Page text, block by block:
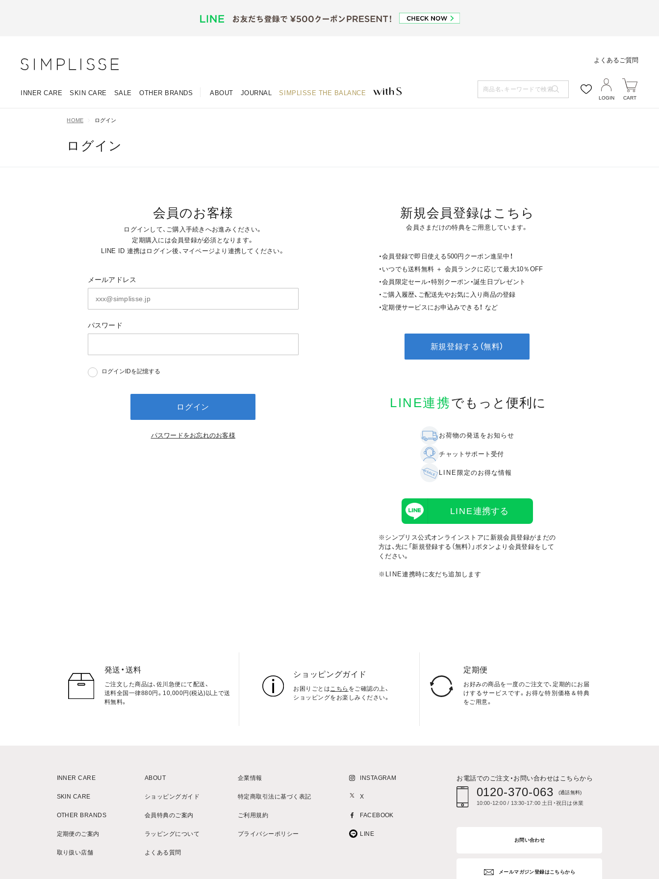
INNER CARE SKIN CARE SALE OTHER BRANDS ABOUT JOURNAL SIMPLISSE THE BALANCE
よくあるご質問
LOGIN CART
HOME ログイン
ログイン
会員のお客様
ログインして、ご購入手続きへお進みください。
定期購入には会員登録が必須となります。
LINE ID 連携はログイン後、マイページより連携してください。
メールアドレス
パスワード
ログインIDを記憶する
ログイン
パスワードをお忘れのお客様
新規会員登録はこちら
会員さまだけの特典をご用意しています。
・会員登録で即日使える500円クーポン進呈中！
・いつでも送料無料 ＋ 会員ランクに応じて最大10％OFF
・会員限定セール・特別クーポン・誕生日プレゼント
・ご購入履歴、ご配送先やお気に入り商品の登録
・定期便サービスにお申込みできる！ など
新規登録する（無料）
LINE連携で もっと便利に
お荷物の発送をお知らせ
チャットサポート受付
LINE 限定のお得な情報
LINE連携する
※シンプリス公式オンラインストアに新規会員登録がまだの
方は、先に「新規登録する（無料）」ボタンより会員登録をして
ください。
※LINE連携時に友だち追加します
発送・送料
ご注文した商品は、佐川急便にて配送、
送料全国一律880円。10,000円(税込)以上で送
料無料。
ショッピングガイド
お困りごとは こちら をご確認の上、
ショッピングをお楽しみください。
定期便
お好みの商品を一度のご注文で、定期的にお届
けするサービスです。お得な特別価格＆特典
をご用意。
INNER CARE
SKIN CARE
OTHER BRANDS
定期便のご案内
取り扱い店舗
ABOUT
ショッピングガイド
会員特典のご案内
ラッピングについて
よくある質問
企業情報
特定商取引法に基づく表記
ご利用規約
プライバシーポリシー
INSTAGRAM
X
FACEBOOK
LINE
お電話でのご注文・お問い合わせはこちらから
0120-370-063 (通話無料)
10:00-12:00 / 13:30-17:00 土日・祝日は休業
お問い合わせ
メールマガジン登録はこちらから